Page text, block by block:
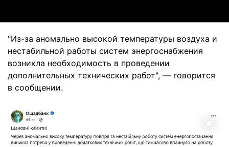
"Из-за аномально высокой температуры воздуха и
нестабильной работы систем энергоснабжения
возникла необходимость в проведении
дополнительных технических работ", — говорится
в сообщении.